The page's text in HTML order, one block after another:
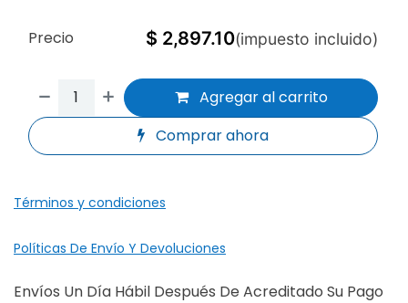
Agregar al carrito
Comprar ahora
Precio $ 2,897.10(impuesto incluido)
Términos y condiciones
Políticas De Envío Y Devoluciones
Envíos Un Día Hábil Después De Acreditado Su Pago